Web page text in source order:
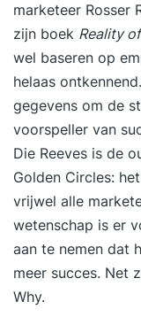
begrotingen,
eenvoudige
opbrengsten en
Daarmee maak
beslissingen en
organisatie.
training Basisbegrippen van financieel
management
Inzicht in
resultaten.
en
van
marketeer Rosser
zijn boek Reality
wel baseren op
helaas
gegevens om de
voorspeller van
Die Reeves is de
Golden Circles:
vrijwel alle
wetenschap is er
aan te nemen dat
meer succes. Net
Why.